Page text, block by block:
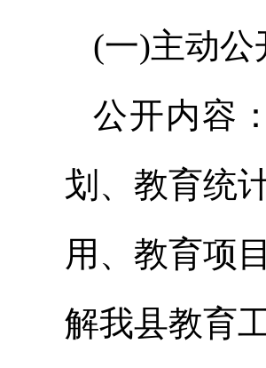
(一)主动公
公开内容
划、教育统
用、教育项
解我县教育